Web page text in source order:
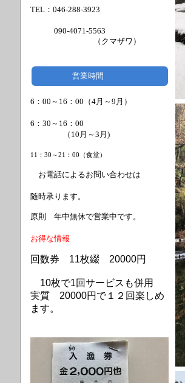
TEL：046-288-3923
090-4071-5563
（クマザワ）
営業時間
6：00～16：00（4月～9月）
6：30～16：00
（ 10月～3月)
11：30～21：00（食堂）
お電話によるお問い合わせは
随時承ります。
原則 年中無休で営業中です。
お得な情報
回数券 11枚綴 20000円
10枚で1回サービスも併用
実質 20000円で１２回楽しめ
ます。